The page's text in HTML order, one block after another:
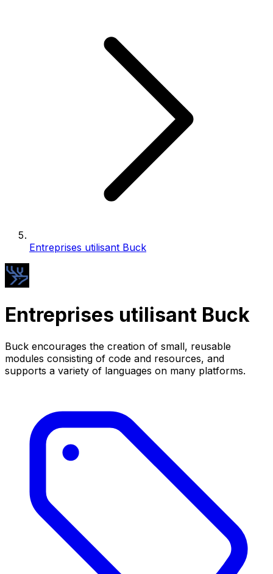
Entreprises utilisant Buck
Entreprises utilisant Buck
Buck encourages the creation of small, reusable
modules consisting of code and resources, and
supports a variety of languages on many platforms.